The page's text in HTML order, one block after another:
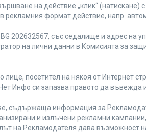
на действие „клик“
рекламния формат действие, напр.
202632567, със седалище и адрес на
на лични данни в Комисията за
лице, посетител на някоя от Интернет
Инфо си запазва правото да
съдържаща информация за
и излъчени рекламни
на Рекламодателя дава възможност